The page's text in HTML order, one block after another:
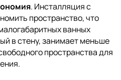
. Инсталляция с
пространство, что
ванных
в стену, занимает меньше
пространства для